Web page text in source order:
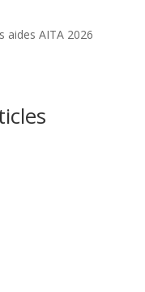
aides AITA 2026